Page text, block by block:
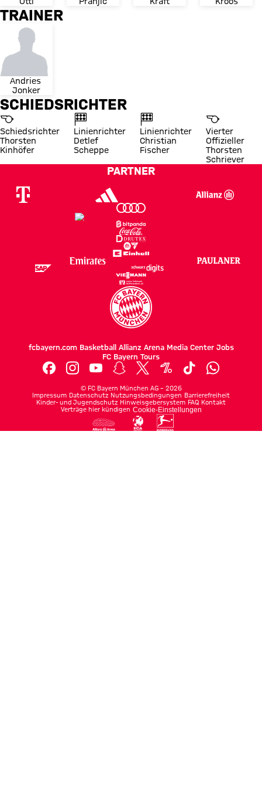
TRAINER
Andries
Jonker
SCHIEDSRICHTER
Schiedsrichter
Thorsten
Kinhöfer
Linienrichter
Detlef
Scheppe
Linienrichter
Christian
Fischer
Vierter
Offizieller
Thorsten
Schriever
PARTNER
fcbayern.com Basketball Allianz Arena Media Center Jobs
FC Bayern Tours
© FC Bayern München AG – 2026
Impressum Datenschutz Nutzungsbedingungen Barrierefreiheit
Kinder- und Jugendschutz Hinweisgebersystem FAQ Kontakt
Verträge hier kündigen Cookie-Einstellungen